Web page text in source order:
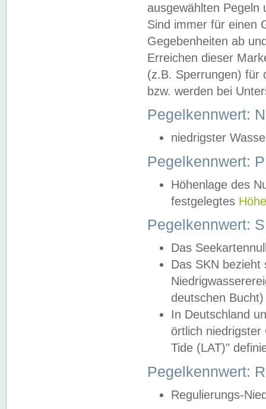
ausgewählten
Sind immer für einen
Gegebenheiten ab
Erreichen dieser
(z.B. Sperrungen) für
bzw. werden bei
Pegelkennwert:
niedrigster
Pegelkennwert:
Höhenlage des
festgelegtes
Pegelkennwert:
Das
Das SKN
deutschen
In Deutschland
örtlich
Tide (LAT)"
Pegelkennwert:
Regulierungs-